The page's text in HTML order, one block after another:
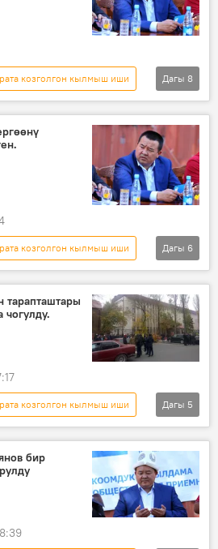
козголгон кылмыш иши
Кыргызстан
тергөө
Дагы 8
козголгон кылмыш иши
Кыргызстан
Дамир Сагынбаев
Дагы 6
козголгон кылмыш иши
Жаңылыктар
митинг
Дагы 5
бир